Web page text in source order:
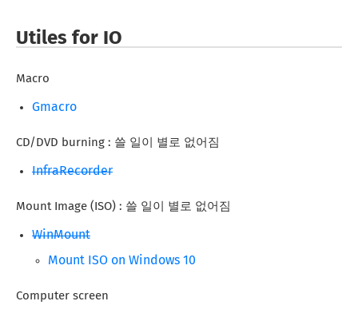
Utiles for IO
Macro
Gmacro
CD/DVD burning : 쓸 일이 별로 없어짐
InfraRecorder
Mount Image (ISO) : 쓸 일이 별로 없어짐
WinMount
Mount ISO on Windows 10
Computer screen